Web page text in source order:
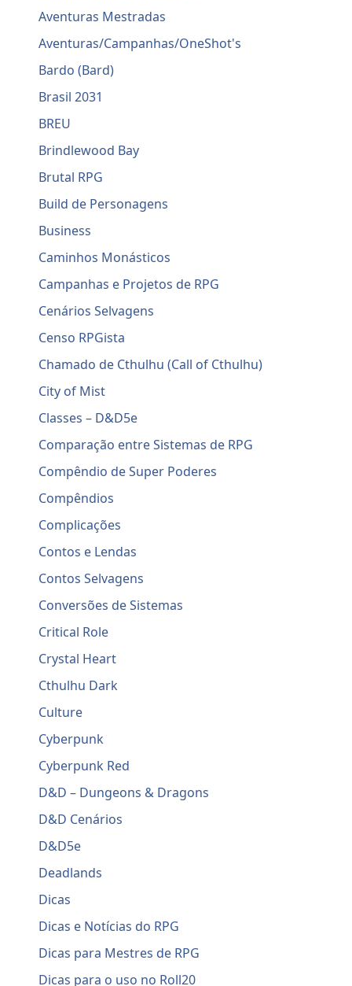
Aventuras Mestradas
Aventuras/Campanhas/OneShot's
Bardo (Bard)
Brasil 2031
BREU
Brindlewood Bay
Brutal RPG
Build de Personagens
Business
Caminhos Monásticos
Campanhas e Projetos de RPG
Cenários Selvagens
Censo RPGista
Chamado de Cthulhu (Call of Cthulhu)
City of Mist
Classes – D&D5e
Comparação entre Sistemas de RPG
Compêndio de Super Poderes
Compêndios
Complicações
Contos e Lendas
Contos Selvagens
Conversões de Sistemas
Critical Role
Crystal Heart
Cthulhu Dark
Culture
Cyberpunk
Cyberpunk Red
D&D – Dungeons & Dragons
D&D Cenários
D&D5e
Deadlands
Dicas
Dicas e Notícias do RPG
Dicas para Mestres de RPG
Dicas para o uso no Roll20